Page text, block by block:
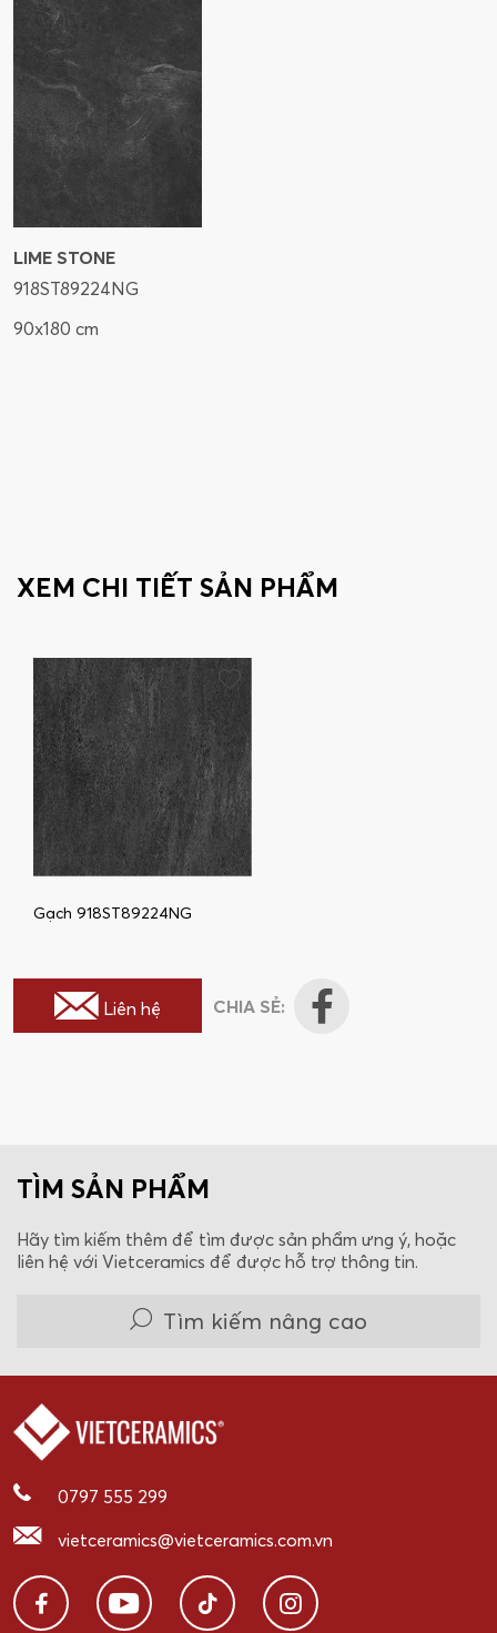
LIME STONE
918ST89224NG
90x180 cm
XEM CHI TIẾT SẢN PHẨM
Gạch 918ST89224NG
Liên hệ CHIA SẺ:
TÌM SẢN PHẨM
Hãy tìm kiếm thêm để tìm được sản phẩm ưng ý, hoặc
liên hệ với Vietceramics để được hỗ trợ thông tin.
Tìm kiếm nâng cao
0797 555 299
vietceramics@vietceramics.com.vn